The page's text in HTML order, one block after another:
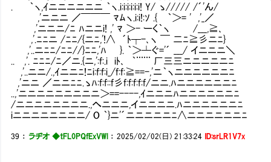
. ｀ヽ,ｲニニニニニニ ｀ヽ.i:i:i:i:i:i! Y/ ゝ///// /´'ん/
,'ニニニ ／￣￣￣ ﾏﾑヽ.i:i!:ｿ .{ ｀＞= ' ,'_／
,'ニニニ/ﾆ ﾊニニi! ,' ﾏ ＞- ーく｀ヽ /___,≧､
,'.ﾆﾆニ /ﾆﾆ/{ニﾆ,'!∧ ´ﾄ┬-､ヽ ￣ 二ﾆ≧彡ニﾆ}
,'..ニﾆﾆ/ﾆﾆ//}ﾆﾆ,'ﾊ }. ｀＞┴ぐ='´ ___/ イニニニ＼
.. ,'. ﾆﾆﾆ/ﾆ／ニ.{ニ,':f:.i iﾄ､ ｀¨¨¨ 厂三三ニニニニニﾆ
,'..ニニ/.,ｲニニﾆ!ﾆi:f:f:i_/f:f:≧==-,'ニ｀ヽニニニニニニﾆ
,'ニニ ／ニニﾆﾆ.ゝﾊ:f:f::f彡f:f:f:f:f/ニニ.ﾊニニニニニニﾆ
..,'ニニニニニニニニニ＞==----,ｲニニニﾊニニニニニニﾆ
/ニニニニニニニニ.,へニニニ,イニニニニ.ﾊニニニニニニﾆ
iニニニニニニニニ/ O ｀}ニ'´ニニニニニﾆ∧ニニニニニニﾆ
39 ：ラヂオ ◆tFL0PQfExVWl ：2025/02/02(日) 21:33:24 ID:srLR1V7x